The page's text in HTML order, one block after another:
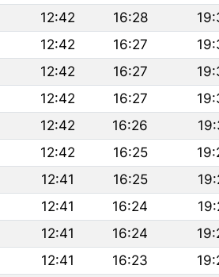
12:42 16:28
12:42 16:27
12:42 16:27
12:42 16:27
12:42 16:26
12:42 16:25
12:41 16:25
12:41 16:24
12:41 16:24
12:41 16:23